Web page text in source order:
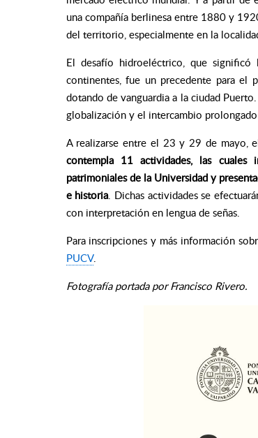
una compañía berlinesa entre 1880 y
del territorio, especialmente en la
El desafío hidroeléctrico, que
continentes, fue un precedente para el
dotando de vanguardia a la ciudad
globalización y el intercambio
A realizarse entre el 23 y 29 de mayo,
contempla 11 actividades, las cuales
patrimoniales de la Universidad y
e historia. Dichas actividades se
con interpretación en lengua de señas.
Para inscripciones y más información
PUCV.
Fotografía portada por Francisco Rivero.